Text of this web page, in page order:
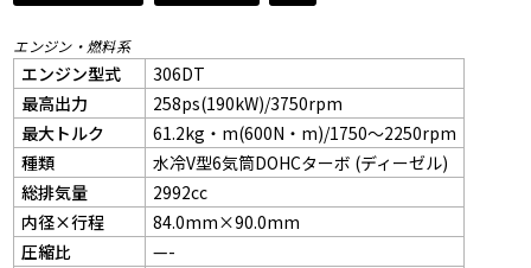
エンジン・燃料系
エンジン型式
306DT
最高出力
258ps(190kW)/3750rpm
最大トルク
61.2kg・m(600N・m)/1750～2250rpm
種類
水冷V型6気筒DOHCターボ (ディーゼル)
総排気量
2992cc
内径×行程
84.0mm×90.0mm
圧縮比
—-